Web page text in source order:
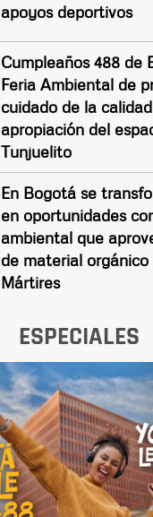
apoyos deportivos
Cumpleaños 488 de
Feria Ambiental de
cuidado de la
apropiación del
Tunjuelito
En Bogotá se
en oportunidades
ambiental que
de material orgánico
Mártires
ESPECIALES